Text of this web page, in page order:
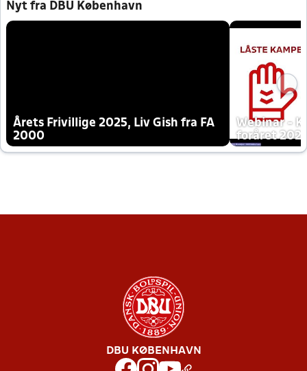
Nyt fra DBU København
Årets Frivillige 2025, Liv Gish fra FA
2000
Webinar -
foråret
DBU KØBENHAVN